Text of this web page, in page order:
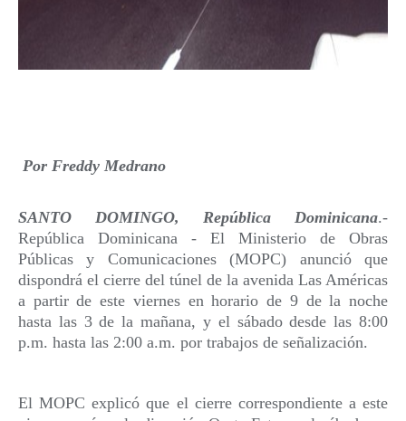
Por Freddy Medrano
SANTO DOMINGO, República Dominicana.-
República Dominicana - El Ministerio de Obras
Públicas y Comunicaciones (MOPC) anunció que
dispondrá el cierre del túnel de la avenida Las Américas
a partir de este viernes en horario de 9 de la noche
hasta las 3 de la mañana, y el sábado desde las 8:00
p.m. hasta las 2:00 a.m. por trabajos de señalización.
El MOPC explicó que el cierre correspondiente a este